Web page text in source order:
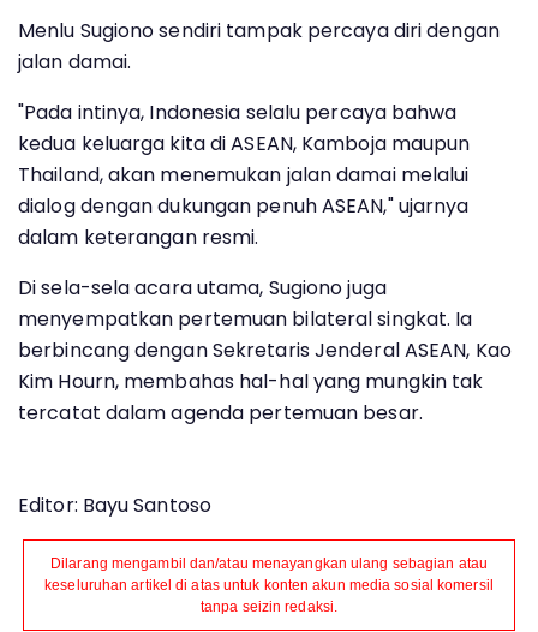
Menlu Sugiono sendiri tampak percaya diri dengan
jalan damai.
"Pada intinya, Indonesia selalu percaya bahwa
kedua keluarga kita di ASEAN, Kamboja maupun
Thailand, akan menemukan jalan damai melalui
dialog dengan dukungan penuh ASEAN," ujarnya
dalam keterangan resmi.
Di sela-sela acara utama, Sugiono juga
menyempatkan pertemuan bilateral singkat. Ia
berbincang dengan Sekretaris Jenderal ASEAN, Kao
Kim Hourn, membahas hal-hal yang mungkin tak
tercatat dalam agenda pertemuan besar.
Editor: Bayu Santoso
Dilarang mengambil dan/atau menayangkan ulang sebagian atau
keseluruhan artikel di atas untuk konten akun media sosial komersil
tanpa seizin redaksi.